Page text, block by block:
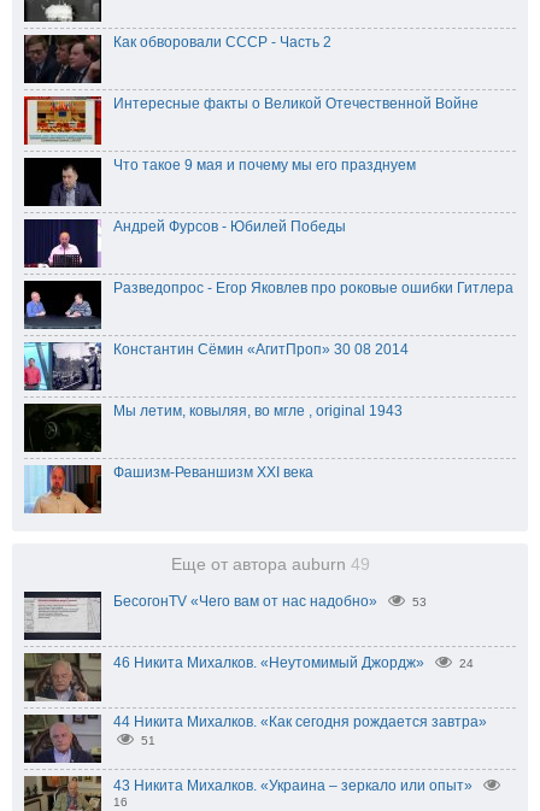
Как обворовали СССР - Часть 2
Интересные факты о Великой Отечественной Войне
Что такое 9 мая и почему мы его празднуем
Андрей Фурсов - Юбилей Победы
Разведопрос - Егор Яковлев про роковые ошибки Гитлера
Константин Сёмин «АгитПроп» 30 08 2014
Мы летим, ковыляя, во мгле , original 1943
Фашизм-Реваншизм XXI века
Еще от автора auburn 49
БесогонTV «Чего вам от нас надобно» 53
46 Никита Михалков. «Неутомимый Джордж» 24
44 Никита Михалков. «Как сегодня рождается завтра»
51
43 Никита Михалков. «Украина – зеркало или опыт»
16